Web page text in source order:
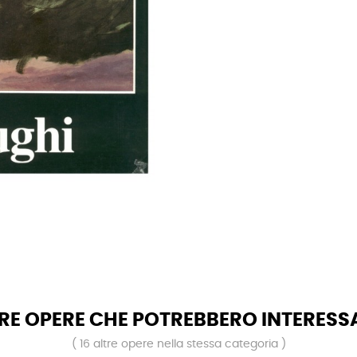
OPERE CHE POTREBBERO
( 16 altre opere nella stessa categoria )